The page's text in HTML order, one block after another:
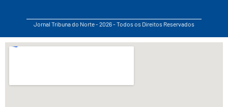
Jornal Tribuna do Norte - 2026 - Todos os Direitos Reservados